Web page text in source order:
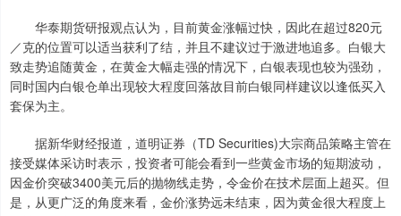
华泰期货研报观点认为，目前黄金涨幅过快，因此在超过820元
／克的位置可以适当获利了结，并且不建议过于激进地追多。白银大
致走势追随黄金，在黄金大幅走强的情况下，白银表现也较为强劲，
同时国内白银仓单出现较大程度回落故目前白银同样建议以逢低买入
套保为主。
据新华财经报道，道明证券（TD Securities)大宗商品策略主管在
接受媒体采访时表示，投资者可能会看到一些黄金市场的短期波动，
因金价突破3400美元后的抛物线走势，令金价在技术层面上超买。但
是，从更广泛的角度来看，金价涨势远未结束，因为黄金很大程度上